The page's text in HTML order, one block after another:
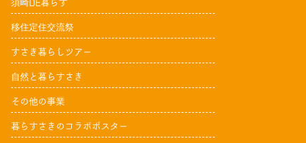
須崎DE暮らす
移住定住交流祭
すさき暮らしツアー
自然と暮らすさき
その他の事業
暮らすさきのコラボポスター